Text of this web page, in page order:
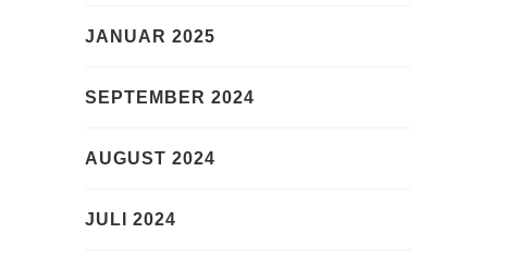
JANUAR 2025
SEPTEMBER 2024
AUGUST 2024
JULI 2024